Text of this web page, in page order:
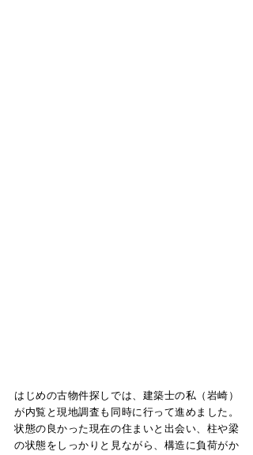
はじめの古物件探しでは、建築士の私（岩崎）
が内覧と現地調査も同時に行って進めました。
状態の良かった現在の住まいと出会い、柱や梁
の状態をしっかりと見ながら、構造に負荷がか